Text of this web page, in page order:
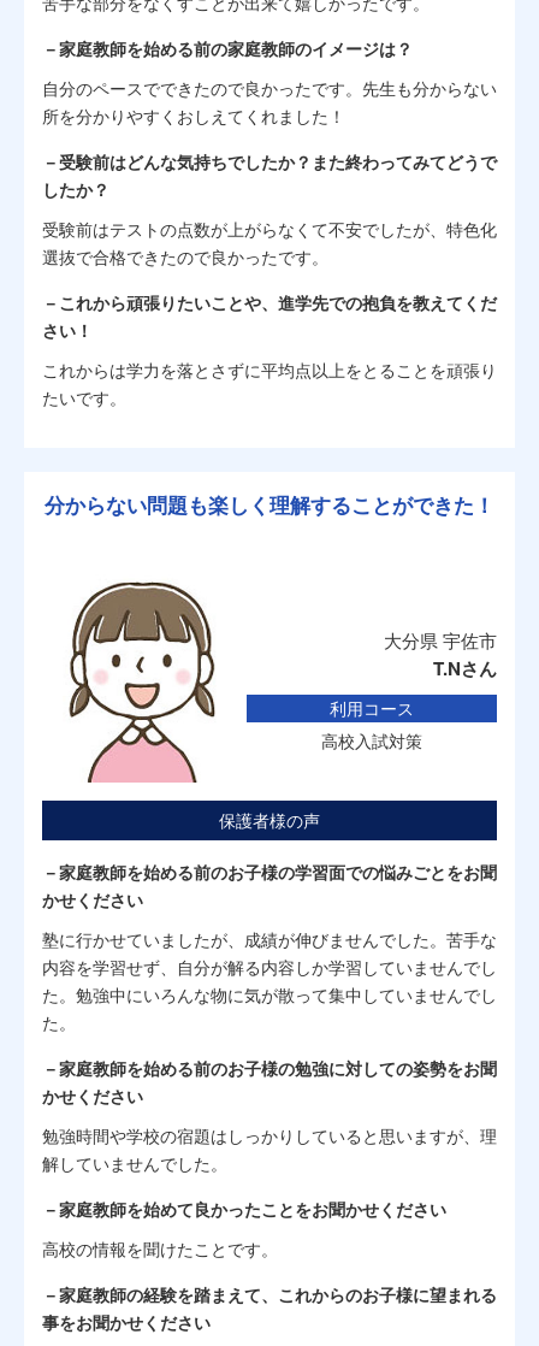
－家庭教師を始める前の家庭教師のイメージは？
自分のペースでできたので良かったです。先生も分からない
所を分かりやすくおしえてくれました！
－受験前はどんな気持ちでしたか？また終わってみてどうで
したか？
受験前はテストの点数が上がらなくて不安でしたが、特色化
選抜で合格できたので良かったです。
－これから頑張りたいことや、進学先での抱負を教えてくだ
さい！
これからは学力を落とさずに平均点以上をとることを頑張り
たいです。
分からない問題も楽しく理解することができた！
大分県 宇佐市
T.Nさん
利用コース
高校入試対策
保護者様の声
－家庭教師を始める前のお子様の学習面での悩みごとをお聞
かせください
塾に行かせていましたが、成績が伸びませんでした。苦手な
内容を学習せず、自分が解る内容しか学習していませんでし
た。勉強中にいろんな物に気が散って集中していませんでし
た。
－家庭教師を始める前のお子様の勉強に対しての姿勢をお聞
かせください
勉強時間や学校の宿題はしっかりしていると思いますが、理
解していませんでした。
－家庭教師を始めて良かったことをお聞かせください
高校の情報を聞けたことです。
－家庭教師の経験を踏まえて、これからのお子様に望まれる
事をお聞かせください